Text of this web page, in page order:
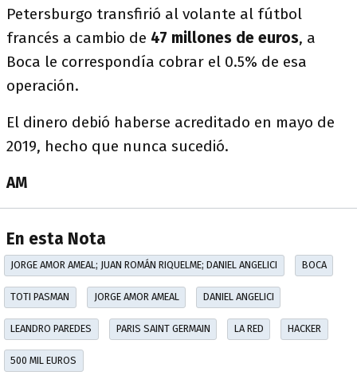
Petersburgo transfirió al volante al fútbol
francés a cambio de 47 millones de euros, a
Boca le correspondía cobrar el 0.5% de esa
operación.
El dinero debió haberse acreditado en mayo de
2019, hecho que nunca sucedió.
AM
En esta Nota
JORGE AMOR AMEAL; JUAN ROMÁN RIQUELME; DANIEL ANGELICI BOCA
TOTI PASMAN JORGE AMOR AMEAL DANIEL ANGELICI
LEANDRO PAREDES PARIS SAINT GERMAIN LA RED HACKER
500 MIL EUROS